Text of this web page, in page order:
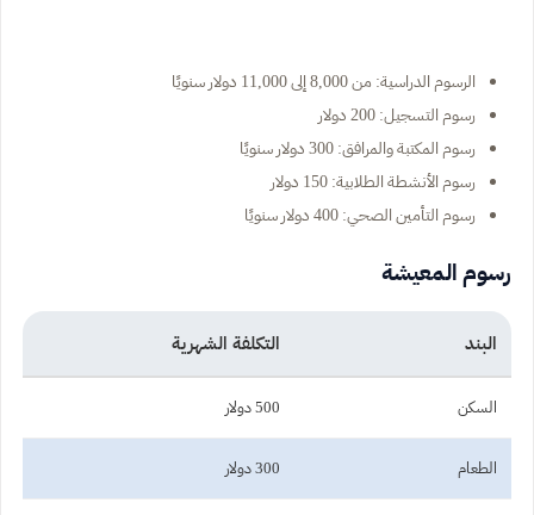
الرسوم الدراسية: من 8,000 إلى 11,000 دولار سنويًا
رسوم التسجيل: 200 دولار
رسوم المكتبة والمرافق: 300 دولار سنويًا
رسوم الأنشطة الطلابية: 150 دولار
رسوم التأمين الصحي: 400 دولار سنويًا
رسوم المعيشة
البند التكلفة الشهرية
السكن 500 دولار
الطعام 300 دولار